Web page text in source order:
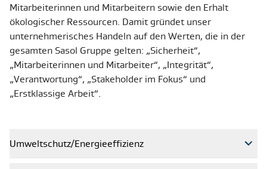
Mitarbeiterinnen und Mitarbeitern sowie den Erhalt
ökologischer Ressourcen. Damit gründet unser
unternehmerisches Handeln auf den Werten, die in der
gesamten Sasol Gruppe gelten: „Sicherheit“,
„Mitarbeiterinnen und Mitarbeiter“, „Integrität“,
„Verantwortung“, „Stakeholder im Fokus“ und
„Erstklassige Arbeit“.
Umweltschutz/Energieeffizienz